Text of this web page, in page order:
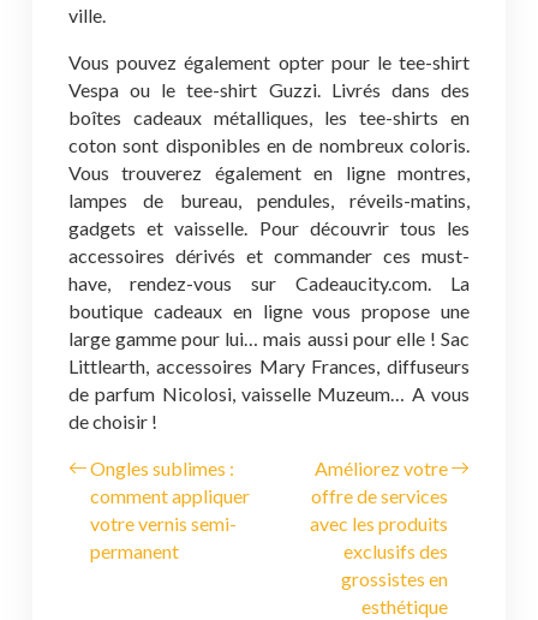
ville.
Vous pouvez également opter pour le tee-shirt
Vespa ou le tee-shirt Guzzi. Livrés dans des
boîtes cadeaux métalliques, les tee-shirts en
coton sont disponibles en de nombreux coloris.
Vous trouverez également en ligne montres,
lampes de bureau, pendules, réveils-matins,
gadgets et vaisselle. Pour découvrir tous les
accessoires dérivés et commander ces must-
have, rendez-vous sur Cadeaucity.com. La
boutique cadeaux en ligne vous propose une
large gamme pour lui… mais aussi pour elle ! Sac
Littlearth, accessoires Mary Frances, diffuseurs
de parfum Nicolosi, vaisselle Muzeum… A vous
de choisir !
Ongles sublimes :
comment appliquer
votre vernis semi-
permanent
Améliorez votre
offre de services
avec les produits
exclusifs des
grossistes en
esthétique